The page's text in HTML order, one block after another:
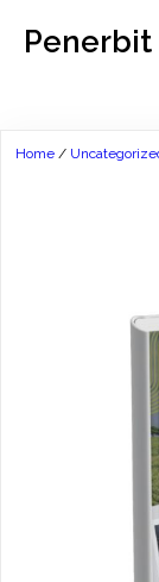
Penerbit
Home /